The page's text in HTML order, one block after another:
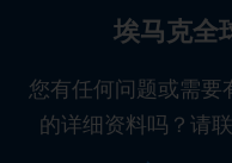
埃马克全
您有任何问题或需要
的详细资料吗？请